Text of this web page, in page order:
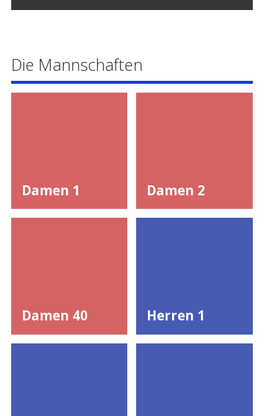
Die Mannschaften
Damen 1 Damen 2
Damen 40 Herren 1